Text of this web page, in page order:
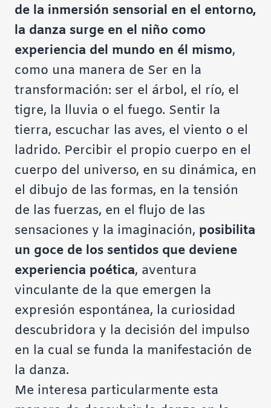
de la inmersión sensorial en el entorno,
la danza surge en el niño como
experiencia del mundo en él mismo,
como una manera de Ser en la
transformación: ser el árbol, el río, el
tigre, la lluvia o el fuego. Sentir la
tierra, escuchar las aves, el viento o el
ladrido. Percibir el propio cuerpo en el
cuerpo del universo, en su dinámica, en
el dibujo de las formas, en la tensión
de las fuerzas, en el flujo de las
sensaciones y la imaginación, posibilita
un goce de los sentidos que deviene
experiencia poética, aventura
vinculante de la que emergen la
expresión espontánea, la curiosidad
descubridora y la decisión del impulso
en la cual se funda la manifestación de
la danza.
Me interesa particularmente esta